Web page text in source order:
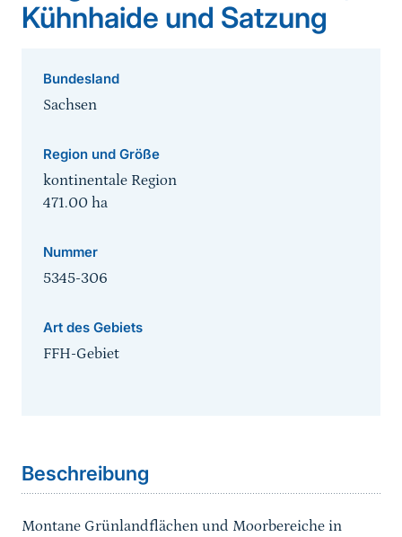
Kühnhaide und Satzung
Bundesland
Sachsen
Region und Größe
kontinentale Region
471.00 ha
Nummer
5345-306
Art des Gebiets
FFH-Gebiet
Beschreibung
Montane Grünlandflächen und Moorbereiche in